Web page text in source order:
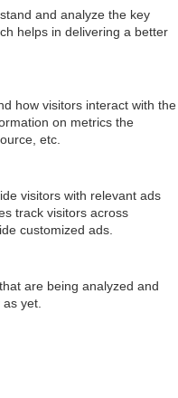
and analyze the key
helps in delivering a better
how visitors interact with the
on metrics the
etc.
visitors with relevant ads
track visitors across
customized ads.
are being analyzed and
yet.